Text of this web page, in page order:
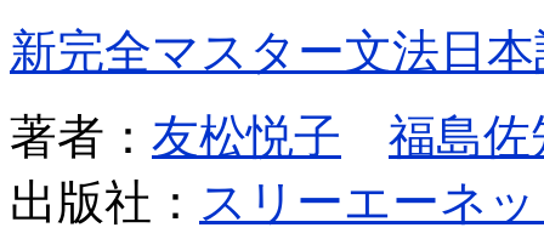
新完全マスター文法日
著者： 友松悦子
福島佐
出版社： スリーエーネ